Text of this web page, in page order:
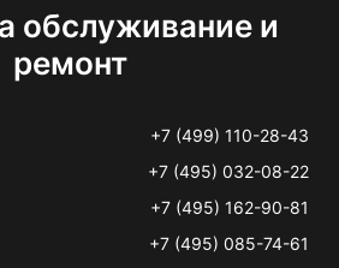
обслуживание и
ремонт
+7 (499) 110-28-43
+7 (495) 032-08-22
+7 (495) 162-90-81
+7 (495) 085-74-61